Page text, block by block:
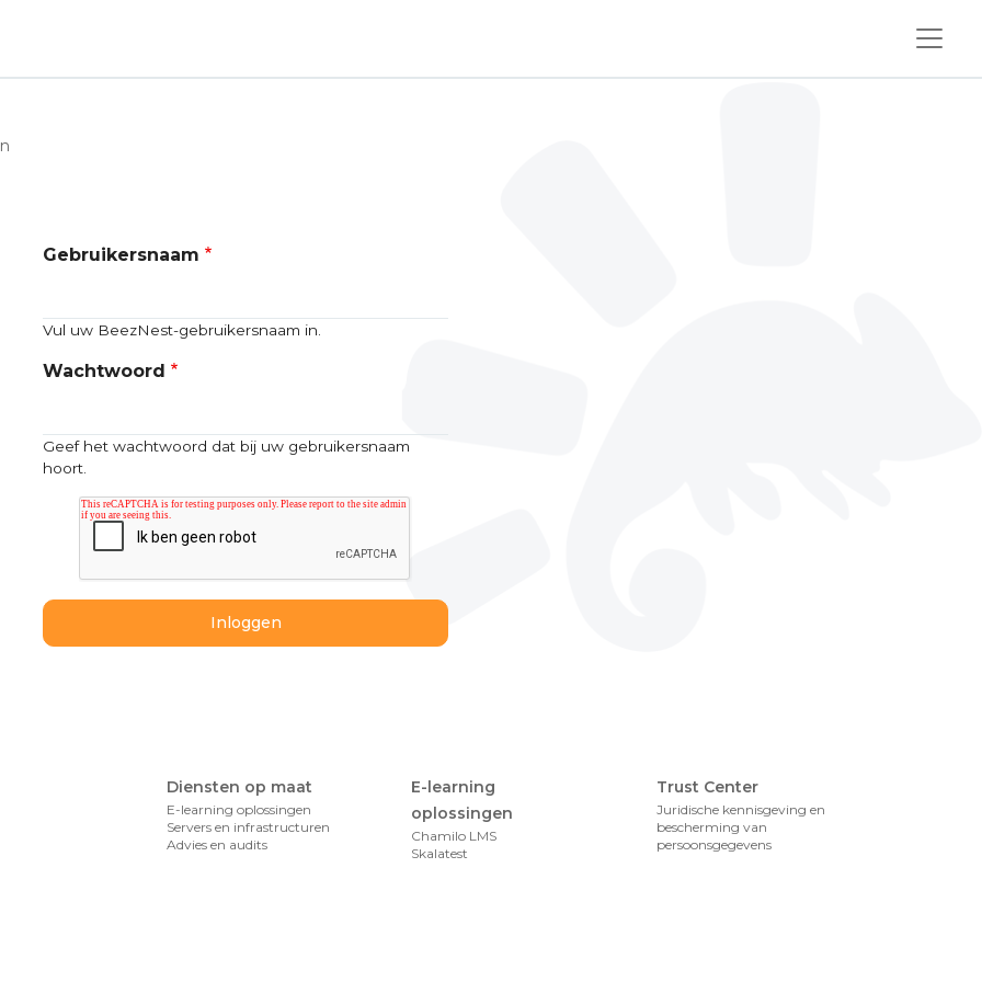
Gebruikersnaam
Vul uw BeezNest-gebruikersnaam in.
Wachtwoord
Geef het wachtwoord dat bij uw gebruikersnaam
hoort.
Diensten op maat
E-learning oplossingen
Servers en infrastructuren
Advies en audits
E-learning
oplossingen
Chamilo LMS
Skalatest
Trust Center
Juridische kennisgeving en
bescherming van
persoonsgegevens